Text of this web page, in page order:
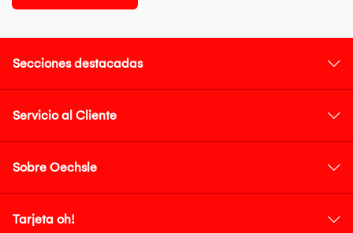
Secciones destacadas
Servicio al Cliente
Sobre Oechsle
Tarjeta oh!